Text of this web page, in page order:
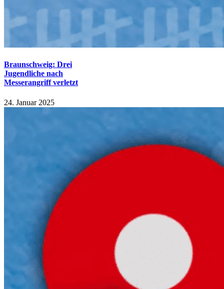
Braunschweig: Drei
Jugendliche nach
Messerangriff verletzt
24. Januar 2025